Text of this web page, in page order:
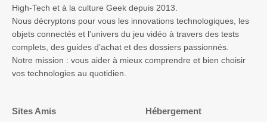
High-Tech et à la culture Geek depuis 2013.
Nous décryptons pour vous les innovations technologiques, les
objets connectés et l’univers du jeu vidéo à travers des tests
complets, des guides d’achat et des dossiers passionnés.
Notre mission : vous aider à mieux comprendre et bien choisir
vos technologies au quotidien.
Sites Amis Hébergement